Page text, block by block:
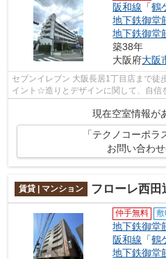
阪和線 「鶴
地下鉄御堂
地下鉄御堂
築38年
大阪府大阪
セブンイレブン 大阪長居1丁目店まで徒
イント☆造りとデザインに関して、自信
現在空室情報が
「テクノコーポ
お問い合わ
賃貸 | マンション フローレ西田
仲手無料
地下鉄御堂
阪和線 「鶴
地下鉄御堂